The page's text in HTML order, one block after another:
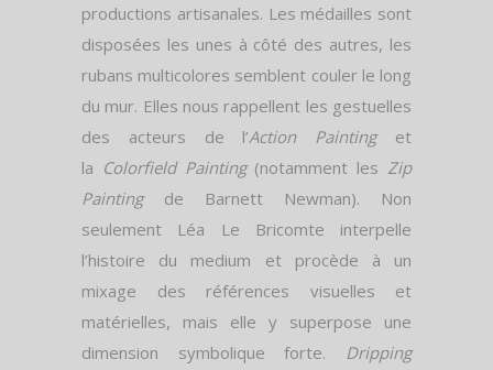
productions artisanales. Les médailles sont
disposées les unes à côté des autres, les
rubans multicolores semblent couler le long
du mur. Elles nous rappellent les gestuelles
des acteurs de l’Action Painting et
la Colorfield Painting(notamment les Zip
Paintingde Barnett Newman). Non
seulement Léa Le Bricomte interpelle
l’histoire du medium et procède à un
mixage des références visuelles et
matérielles, mais elle y superpose une
dimension symbolique forte. Dripping